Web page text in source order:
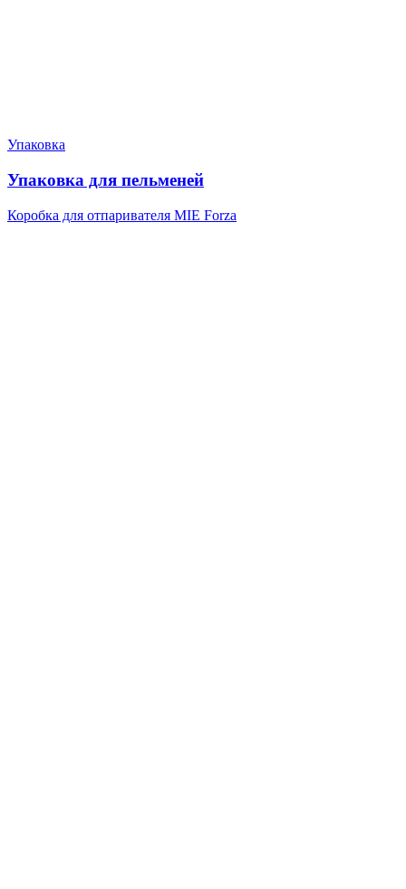
Упаковка
Упаковка для пельменей
Коробка для отпаривателя MIE Forza